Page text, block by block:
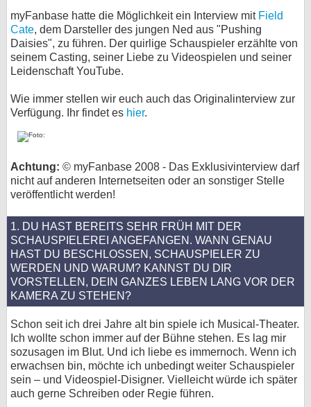
myFanbase hatte die Möglichkeit ein Interview mit Field
Cate, dem Darsteller des jungen Ned aus "Pushing
Daisies", zu führen. Der quirlige Schauspieler erzählte von
seinem Casting, seiner Liebe zu Videospielen und seiner
Leidenschaft YouTube.
Wie immer stellen wir euch auch das Originalinterview zur
Verfügung. Ihr findet es hier.
Achtung: © myFanbase 2008 - Das Exklusivinterview darf
nicht auf anderen Internetseiten oder an sonstiger Stelle
veröffentlicht werden!
1. DU HAST BEREITS SEHR FRÜH MIT DER
SCHAUSPIELEREI ANGEFANGEN. WANN GENAU
HAST DU BESCHLOSSEN, SCHAUSPIELER ZU
WERDEN UND WARUM? KANNST DU DIR
VORSTELLEN, DEIN GANZES LEBEN LANG VOR DER
KAMERA ZU STEHEN?
Schon seit ich drei Jahre alt bin spiele ich Musical-Theater.
Ich wollte schon immer auf der Bühne stehen. Es lag mir
sozusagen im Blut. Und ich liebe es immernoch. Wenn ich
erwachsen bin, möchte ich unbedingt weiter Schauspieler
sein – und Videospiel-Disigner. Vielleicht würde ich später
auch gerne Schreiben oder Regie führen.
Forum
bei X
Nutzungsbedingungen
Cookie-Einstellungen
Impressum
Desktop-Ansicht